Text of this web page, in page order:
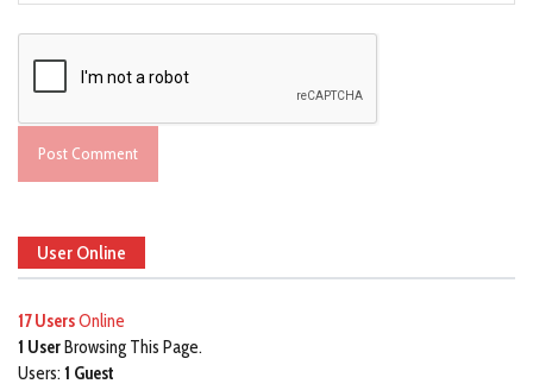
User Online
17 UsersOnline
1 UserBrowsing This Page.
Users: 1 Guest